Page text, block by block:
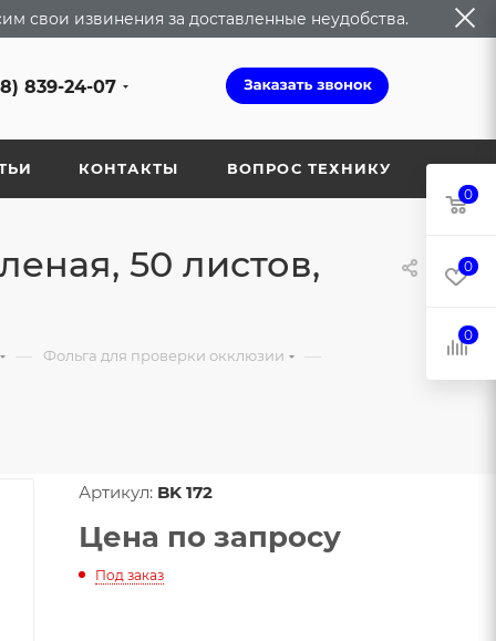
свои извинения за доставленные неудобства.
839-24-07
КОНТАКТЫ ВОПРОС ТЕХНИКУ
50 листов,
— Фольга для проверки окклюзии —
Артикул: BK 172
Цена по запросу
Под заказ
0
0
0